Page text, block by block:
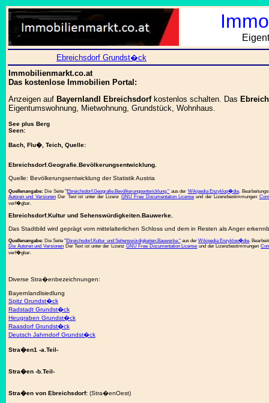
Ebreichsdorf Grundst�ck
Immobilienmarkt.co.at
Das kostenlose Immobilien Portal:
Anzeigen auf Bayernlandl Ebreichsdorfkostenlos schalten. Das
Eigentumswohnung, Mietwohnung, Grundstück, Wohnhaus.
See plus Berg
Seen:
Bach, Flu�, Teich, Quelle:
Ebreichsdorf.Geografie.Bevölkerungsentwicklung.
Quelle: Bevölkerungsentwicklung der Statistik Austria
Quellenangabe: Die Seite "Ebreichsdorf.Geografie.Bevölkerungsentwicklung." aus der Wikipedia Enzyklop�die.
Autoren und VersionenDer Text ist unter der Lizenz GNU Free Documentation License und der Lizenzbestimmungen
verf�gbar.
Ebreichsdorf.Kultur und Sehenswürdigkeiten.Bauwerke.
Das Stadtbild wird geprägt vom mittelalterlichen Schloss und dem in Resten als Anger
Quellenangabe: Die Seite "Ebreichsdorf.Kultur und Sehenswürdigkeiten.Bauwerke."aus der Wikipedia Enzyklop�die.
Die Autoren und VersionenDer Text ist unter der Lizenz GNU Free Documentation License und der Lizenzbestimmungen
verf�gbar.
Diverse Stra�enbezeichnungen:
Bayernlandlsiedlung
Spitz Grundst�ck
Radstadt Grundst�ck
Heugraben Grundst�ck
Raasdorf Grundst�ck
Deutsch Jahrndorf Grundst�ck
Stra�en1 -a.Teil-
Stra�en -b.Teil-
Stra�en von Ebreichsdorf: (Stra�enOest)